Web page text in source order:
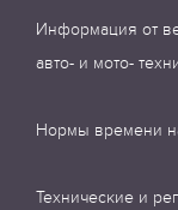
Информация от
авто- и мото-
Нормы времени
Технические и